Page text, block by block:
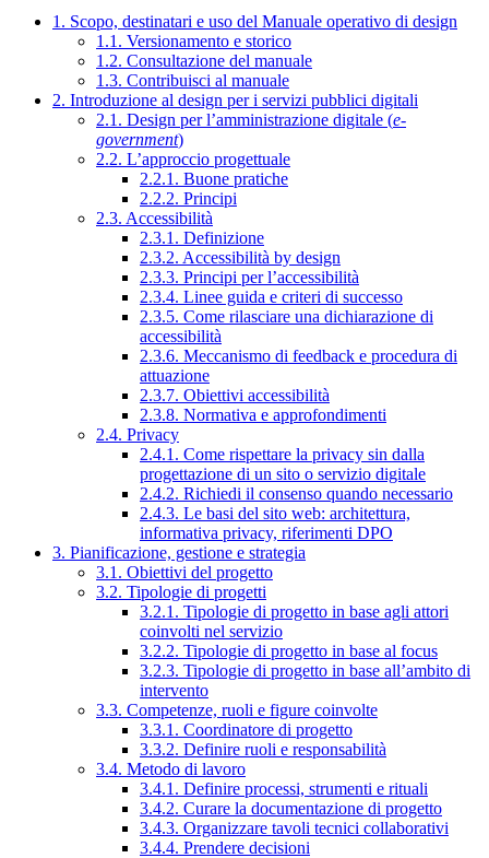
1. Scopo, destinatari e uso del Manuale operativo di design
1.1. Versionamento e storico
1.2. Consultazione del manuale
1.3. Contribuisci al manuale
2. Introduzione al design per i servizi pubblici digitali
2.1. Design per l’amministrazione digitale (e-
government)
2.2. L’approccio progettuale
2.2.1. Buone pratiche
2.2.2. Principi
2.3. Accessibilità
2.3.1. Definizione
2.3.2. Accessibilità by design
2.3.3. Principi per l’accessibilità
2.3.4. Linee guida e criteri di successo
2.3.5. Come rilasciare una dichiarazione di
accessibilità
2.3.6. Meccanismo di feedback e procedura di
attuazione
2.3.7. Obiettivi accessibilità
2.3.8. Normativa e approfondimenti
2.4. Privacy
2.4.1. Come rispettare la privacy sin dalla
progettazione di un sito o servizio digitale
2.4.2. Richiedi il consenso quando necessario
2.4.3. Le basi del sito web: architettura,
informativa privacy, riferimenti DPO
3. Pianificazione, gestione e strategia
3.1. Obiettivi del progetto
3.2. Tipologie di progetti
3.2.1. Tipologie di progetto in base agli attori
coinvolti nel servizio
3.2.2. Tipologie di progetto in base al focus
3.2.3. Tipologie di progetto in base all’ambito di
intervento
3.3. Competenze, ruoli e figure coinvolte
3.3.1. Coordinatore di progetto
3.3.2. Definire ruoli e responsabilità
3.4. Metodo di lavoro
3.4.1. Definire processi, strumenti e rituali
3.4.2. Curare la documentazione di progetto
3.4.3. Organizzare tavoli tecnici collaborativi
3.4.4. Prendere decisioni